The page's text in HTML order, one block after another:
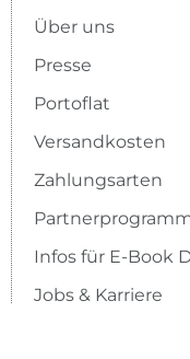
Über uns
Presse
Portoflat
Versandkosten
Zahlungsarten
Infos für E-Book
Jobs & Karriere